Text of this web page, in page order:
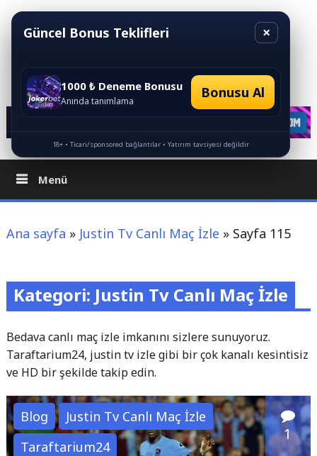
Güncel Bonus Teklifleri ×
1000 ₺ Deneme Bonusu
Anında tanımlama Bonusu Al
18+ • Ticari/sponsored bağlantılar • Yatırım tavsiyesi değildir
İçeriği
Canlı Maç İzle HD
Menü
Ana sayfa » Justin Tv Canlı Maç İzle » Sayfa 115
Kategori: Justin Tv Canlı Maç İzle
Bedava canlı maç izle imkanını sizlere sunuyoruz.
Taraftarium24, justin tv izle gibi bir çok kanalı kesintisiz
ve HD bir şekilde takip edin.
Blog
Justin Tv Canlı Maç İzle
Taraftarium24
1